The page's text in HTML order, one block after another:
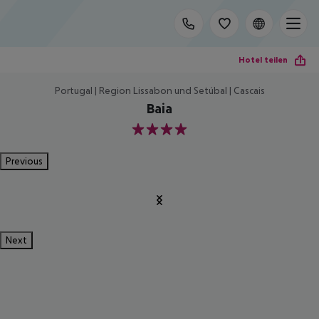
Hotel teilen
Portugal | Region Lissabon und Setúbal | Cascais
Baia
4
Previous
Next